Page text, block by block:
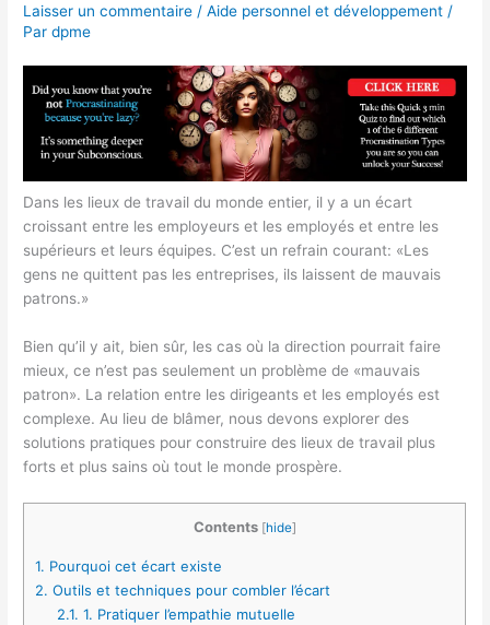
Laisser un commentaire /Aide personnel et développement /
Pardpme
Dans les lieux de travail du monde entier, il y a un écart
croissant entre les employeurs et les employés et entre les
supérieurs et leurs équipes. C’est un refrain courant: «Les
gens ne quittent pas les entreprises, ils laissent de mauvais
patrons.»
Bien qu’il y ait, bien sûr, les cas où la direction pourrait faire
mieux, ce n’est pas seulement un problème de «mauvais
patron». La relation entre les dirigeants et les employés est
complexe. Au lieu de blâmer, nous devons explorer des
solutions pratiques pour construire des lieux de travail plus
forts et plus sains où tout le monde prospère.
Contents [hide]
1. Pourquoi cet écart existe
2. Outils et techniques pour combler l’écart
2.1. 1. Pratiquer l’empathie mutuelle